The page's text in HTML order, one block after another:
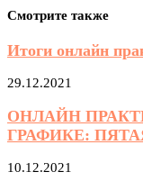
Смотрите также
Итоги онлайн
29.12.2021
ОНЛАЙН
ГРАФИКЕ:
10.12.2021